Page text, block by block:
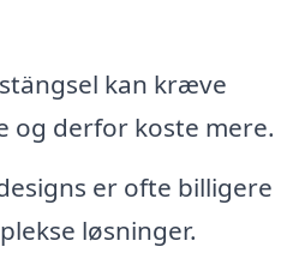
kan kræve
og derfor koste mere.
er ofte billigere
løsninger.